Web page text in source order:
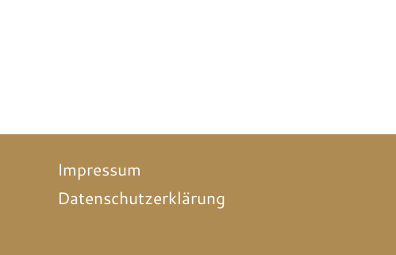
Impressum
Datenschutzerklärung